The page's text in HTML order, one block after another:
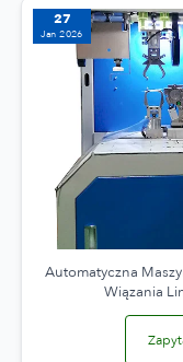
27
Jan 2026
Automatyczna
Wiązania